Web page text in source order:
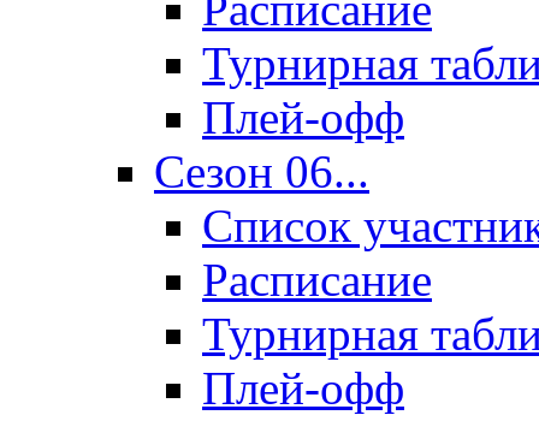
Турнирная
Плей-офф
Сезон 06...
Список
Расписание
Турнирная
Плей-офф